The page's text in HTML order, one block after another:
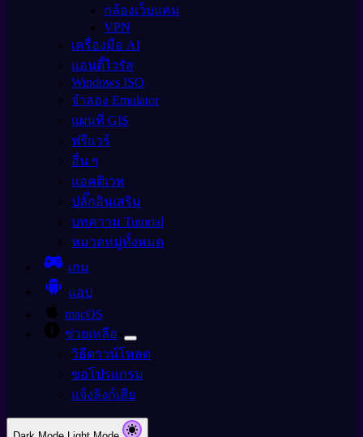
กล้องเว็บแคม
VPN
เครื่องมือ AI
แอนตี้ไวรัส
Windows ISO
จำลอง Emulator
แผนที่ GIS
ฟรีแวร์
อื่น ๆ
แอคติเวท
ปลั๊กอินเสริม
บทความ Tutorial
หมวดหมู่ทั้งหมด
เกม
แอป
macOS
ช่วยเหลือ
วิธีดาวน์โหลด
ขอโปรแกรม
แจ้งลิงก์เสีย